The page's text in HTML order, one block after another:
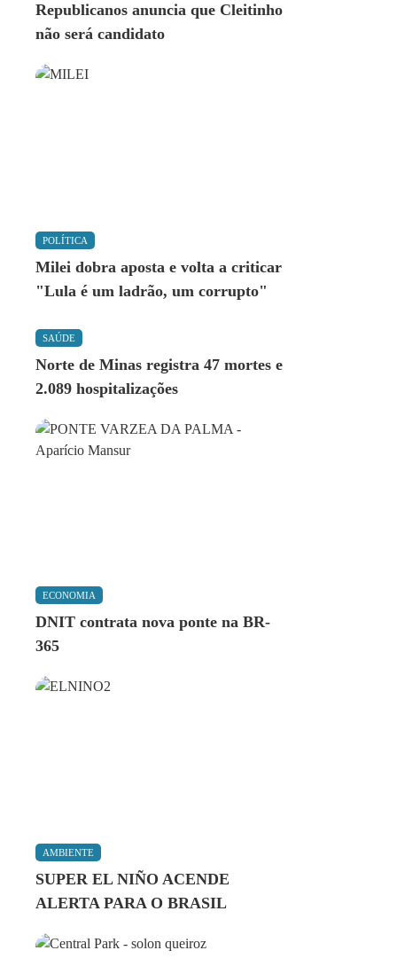
Republicanos anuncia que Cleitinho
não será candidato
POLÍTICA
Milei dobra aposta e volta a criticar
"Lula é um ladrão, um corrupto"
SAÚDE
Norte de Minas registra 47 mortes e
2.089 hospitalizações
ECONOMIA
DNIT contrata nova ponte na BR-
365
AMBIENTE
SUPER EL NIÑO ACENDE
ALERTA PARA O BRASIL